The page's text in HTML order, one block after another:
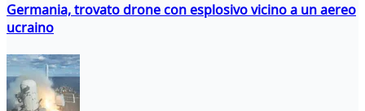
Germania, trovato drone con esplosivo vicino a un aereo
ucraino